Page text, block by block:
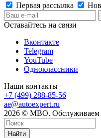
Первая рассылка
Оставайтесь на связи
Вконтакте
Telegram
YouTube
Одноклассники
Наши контакты
+7 (499) 288-85-56
ae@autoexpert.ru
2026 © МВО. Обслуживаем
Найти